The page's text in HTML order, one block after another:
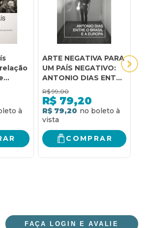
ARTE NEGATIVA PARA
UM PAÍS NEGATIVO:
ANTONIO DIAS ENTRE
O BRASIL E A EUROPA
R$ 99,00
R$ 79,20
R$ 79,20
COMPRAR
FAÇA LOGIN E AVALIE